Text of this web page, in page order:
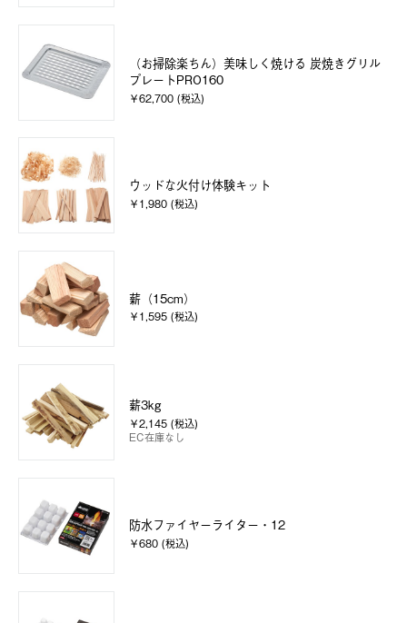
（お掃除楽ちん）美味しく焼ける 炭焼きグリル
プレートPRO160
￥62,700 (税込)
ウッドな火付け体験キット
￥1,980 (税込)
薪（15cm）
￥1,595 (税込)
薪3kg
￥2,145 (税込)
EC在庫なし
防水ファイヤーライター・12
￥680 (税込)